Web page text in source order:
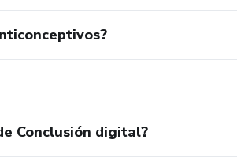
Conclusión digital?